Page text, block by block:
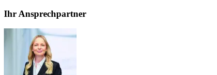
Ihr Ansprechpartner